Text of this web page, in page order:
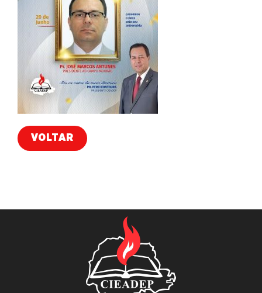
VOLTAR